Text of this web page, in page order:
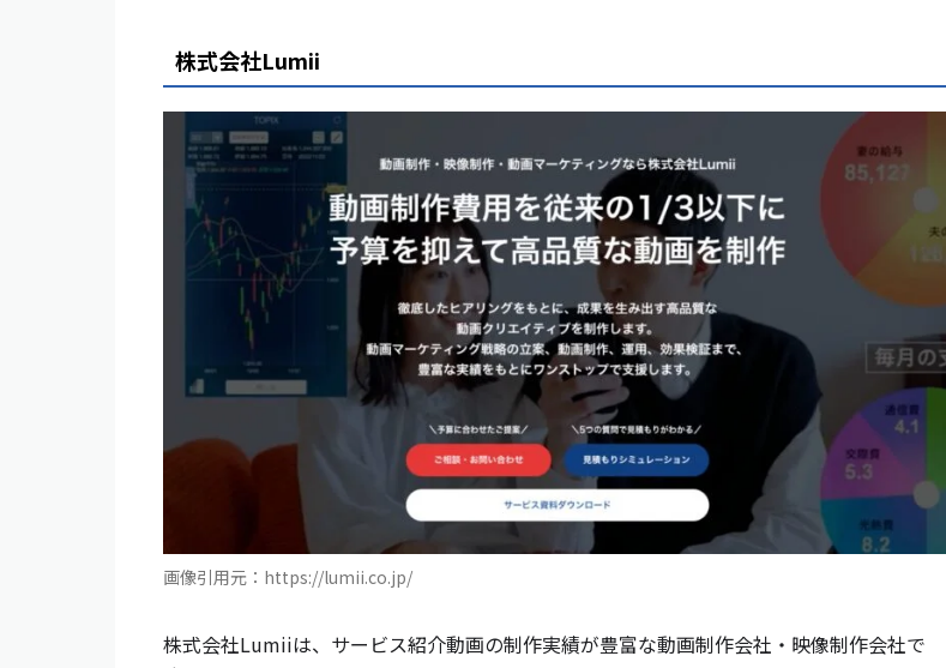
株式会社Lumii
画像引用元：https://lumii.co.jp/
株式会社Lumiiは、サービス紹介動画の制作実績が豊富な動画制作会社・映像制作会社で